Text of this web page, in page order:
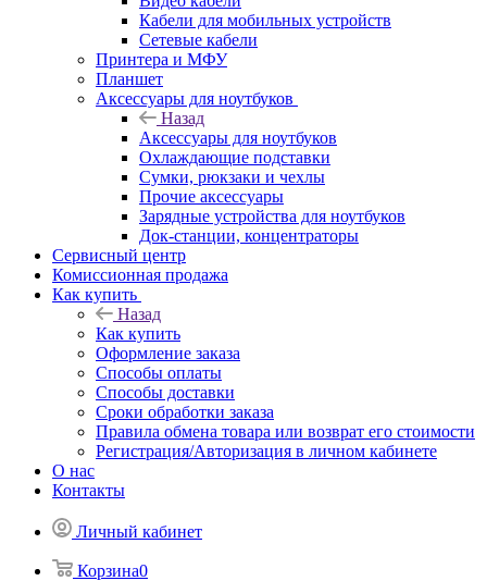
Кабели для мобильных устройств
Сетевые кабели
Принтера и МФУ
Планшет
Аксессуары для ноутбуков
Назад
Аксессуары для ноутбуков
Охлаждающие подставки
Сумки, рюкзаки и чехлы
Прочие аксессуары
Зарядные устройства для ноутбуков
Док-станции, концентраторы
Сервисный центр
Комиссионная продажа
Как купить
Назад
Как купить
Оформление заказа
Способы оплаты
Способы доставки
Сроки обработки заказа
Правила обмена товара или возврат его стоимости
Регистрация/Авторизация в личном кабинете
О нас
Контакты
Личный кабинет
Корзина0